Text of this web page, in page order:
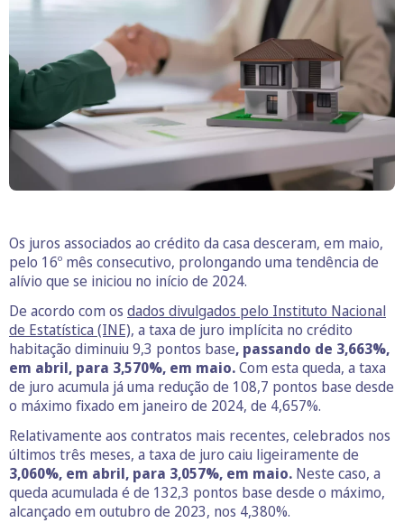
Os juros associados ao crédito da casa desceram, em maio,
pelo 16º mês consecutivo, prolongando uma tendência de
alívio que se iniciou no início de 2024.
De acordo com os dados divulgados pelo Instituto Nacional
de Estatística (INE), a taxa de juro implícita no crédito
habitação diminuiu 9,3 pontos base, passando de 3,663%,
em abril, para 3,570%, em maio.Com esta queda, a taxa
de juro acumula já uma redução de 108,7 pontos base desde
o máximo fixado em janeiro de 2024, de 4,657%.
Relativamente aos contratos mais recentes, celebrados nos
últimos três meses, a taxa de juro caiu ligeiramente de
3,060%, em abril, para 3,057%, em maio. Neste caso, a
queda acumulada é de 132,3 pontos base desde o máximo,
alcançado em outubro de 2023, nos 4,380%.